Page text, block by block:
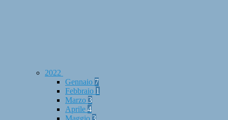
2022
Gennaio 7
Febbraio 1
Marzo 3
Aprile 4